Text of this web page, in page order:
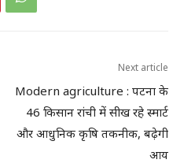
Next article
Modern agriculture : पटना के
46 किसान रांची में सीख रहे स्मार्ट
और आधुनिक कृषि तकनीक, बढ़ेगी
आय